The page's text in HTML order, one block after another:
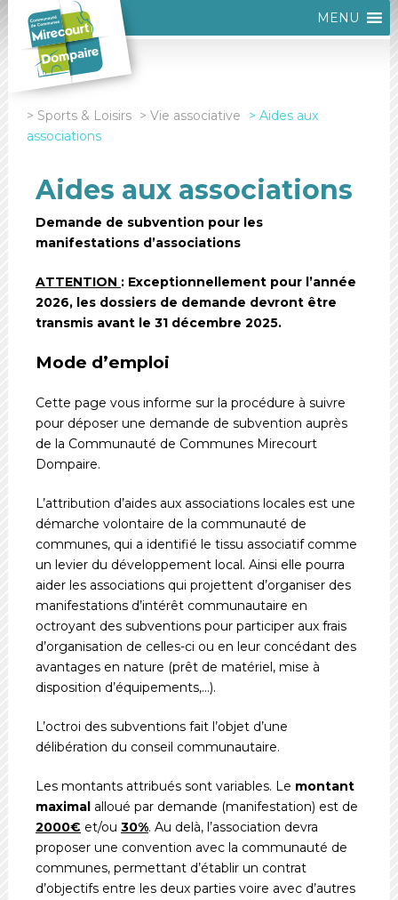
MENU
Sports & Loisirs Vie associative
Aides aux
associations
Aides aux associations
Demande de subvention pour les
manifestations d’associations
ATTENTION : Exceptionnellement pour l’année
2026, les dossiers de demande devront être
transmis avant le 31 décembre 2025.
Mode d’emploi
Cette page vous informe sur la procédure à suivre
pour déposer une demande de subvention auprès
de la Communauté de Communes Mirecourt
Dompaire.
L’attribution d’aides aux associations locales est une
démarche volontaire de la communauté de
communes, qui a identifié le tissu associatif comme
un levier du développement local. Ainsi elle pourra
aider les associations qui projettent d’organiser des
manifestations d’intérêt communautaire en
octroyant des subventions pour participer aux frais
d’organisation de celles-ci ou en leur concédant des
avantages en nature (prêt de matériel, mise à
disposition d’équipements,…).
L’octroi des subventions fait l’objet d’une
délibération du conseil communautaire.
Les montants attribués sont variables. Le montant
maximal alloué par demande (manifestation) est de
2000€ et/ou 30%. Au delà, l’association devra
proposer une convention avec la communauté de
communes, permettant d’établir un contrat
d’objectifs entre les deux parties voire avec d’autres